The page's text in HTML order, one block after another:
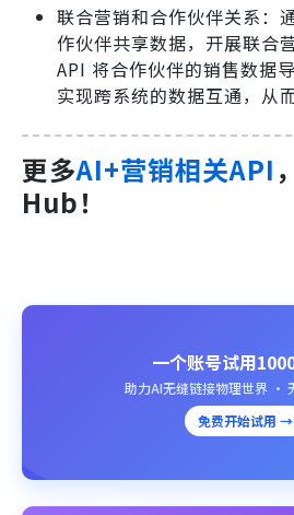
联合营销和合作伙伴关系：
作伙伴共享数据，开展联合
API 将合作伙伴的销售数据
实现跨系统的数据互通，从
更多AI+营销相关API
Hub！
一个账号试用
助力AI无缝链接物理世界 ·
免费开始试用 →